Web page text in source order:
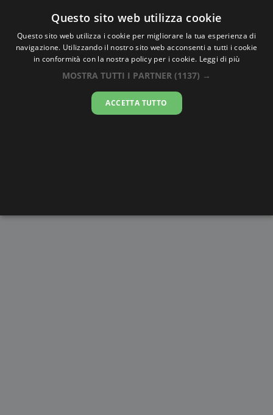
Oraesatta.co
Ora EsattaLondra
13:56:50
Questo sito web utilizza cookie
Questo sito web utilizza i cookie per migliorare la tua esperienza di
navigazione. Utilizzando il nostro sito web acconsenti a tutti i cookie
in conformità con la nostra policy per i cookie. Leggi di più
MOSTRA TUTTI I PARTNER (1137) →
ACCETTA TUTTO